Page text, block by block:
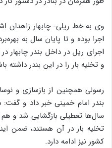
وی به خط ریلی- چابهار زاهدان
اجرا بوده و تا پایان سال به
اجرای ریل در داخل بندر چابهار
و تخلیه بار را در این بندر داشته
رسولی همچنین از بازسازی و
بندر امام خمینی خبر داد و گفت:
سال‌ها تعطیلی بازگشایی شد و هم
تخلیه بار در آن هستند، ضمن
کشور نیز ادامه دارد.